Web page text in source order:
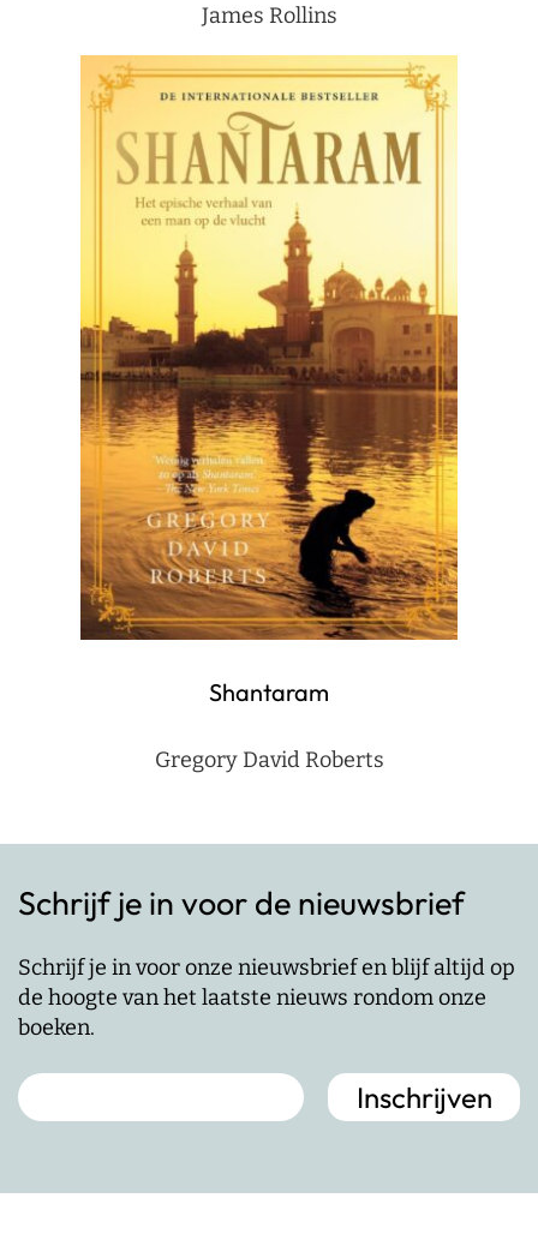
James Rollins
Shantaram
Gregory David Roberts
Schrijf je in voor de nieuwsbrief
Schrijf je in voor onze nieuwsbrief en blijf altijd op
de hoogte van het laatste nieuws rondom onze
boeken.